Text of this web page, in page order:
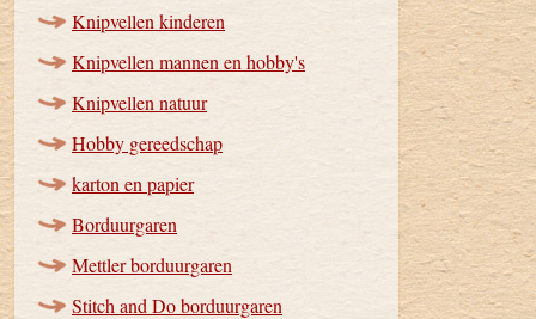
Knipvellen kinderen
Knipvellen mannen en hobby's
Knipvellen natuur
Hobby gereedschap
karton en papier
Borduurgaren
Mettler borduurgaren
Stitch and Do borduurgaren